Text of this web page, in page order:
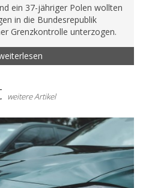
ein 37-jähriger Polen wollten
in die Bundesrepublik
Grenzkontrolle unterzogen.
weitere Artikel